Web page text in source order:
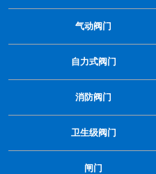
气动阀门
自力式阀门
消防阀门
卫生级阀门
闸门